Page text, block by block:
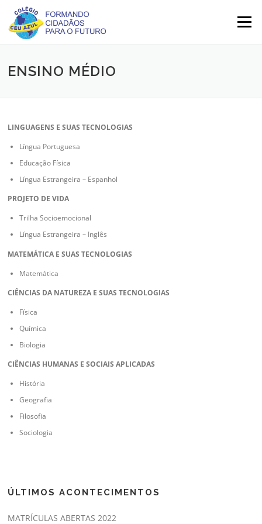
content
Menu
ENSINO MÉDIO
LINGUAGENS E SUAS TECNOLOGIAS
Língua Portuguesa
Educação Física
Língua Estrangeira – Espanhol
PROJETO DE VIDA
Trilha Socioemocional
Língua Estrangeira – Inglês
MATEMÁTICA E SUAS TECNOLOGIAS
Matemática
CIÊNCIAS DA NATUREZA E SUAS TECNOLOGIAS
Física
Química
Biologia
CIÊNCIAS HUMANAS E SOCIAIS APLICADAS
História
Geografia
Filosofia
Sociologia
ÚLTIMOS ACONTECIMENTOS
MATRÍCULAS ABERTAS 2022